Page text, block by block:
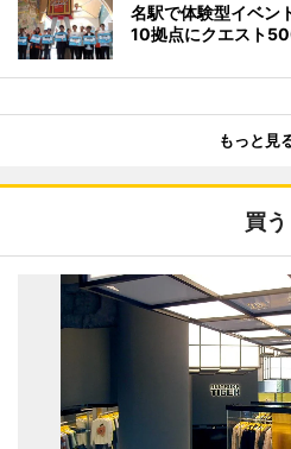
名駅で体験型イベ
10拠点にクエスト
もっと見
買う